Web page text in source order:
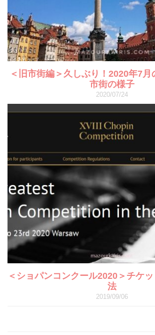
＜旧市街編＞久しぶり！2020年7月
市街の様子
2020/07/24
＜ショパンコンクール2020＞チケ
法
2019/09/06